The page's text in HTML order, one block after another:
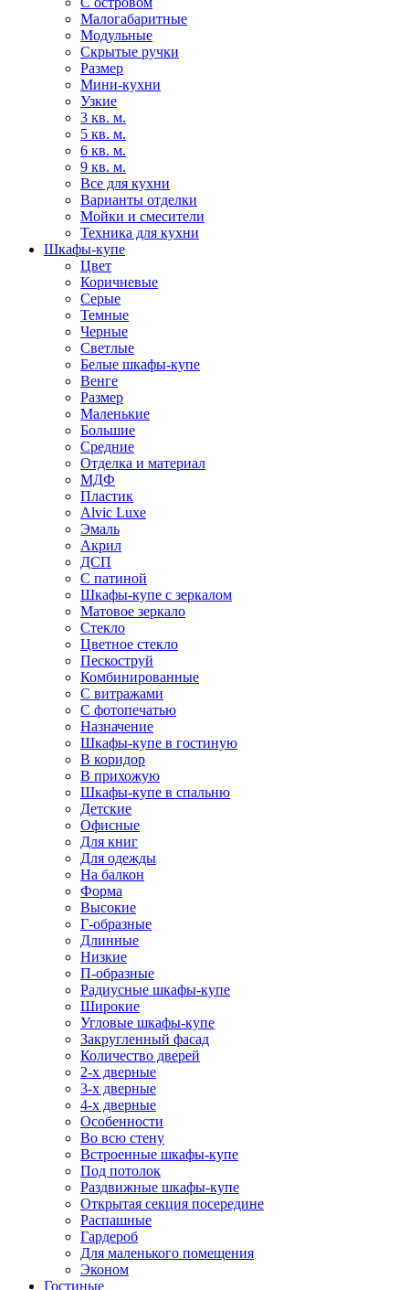
Малогабаритные
Модульные
Скрытые ручки
Размер
Мини-кухни
Узкие
3 кв. м.
5 кв. м.
6 кв. м.
9 кв. м.
Все для кухни
Варианты отделки
Мойки и смесители
Техника для кухни
Шкафы-купе
Цвет
Коричневые
Серые
Темные
Черные
Светлые
Белые шкафы-купе
Венге
Размер
Маленькие
Большие
Средние
Отделка и материал
МДФ
Пластик
Alvic Luxe
Эмаль
Акрил
ДСП
С патиной
Шкафы-купе с зеркалом
Матовое зеркало
Стекло
Цветное стекло
Пескоструй
Комбинированные
С витражами
С фотопечатью
Назначение
Шкафы-купе в гостиную
В коридор
В прихожую
Шкафы-купе в спальню
Детские
Офисные
Для книг
Для одежды
На балкон
Форма
Высокие
Г-образные
Длинные
Низкие
П-образные
Радиусные шкафы-купе
Широкие
Угловые шкафы-купе
Закругленный фасад
Количество дверей
2-х дверные
3-х дверные
4-х дверные
Особенности
Во всю стену
Встроенные шкафы-купе
Под потолок
Раздвижные шкафы-купе
Открытая секция посередине
Распашные
Гардероб
Для маленького помещения
Эконом
Гостиные